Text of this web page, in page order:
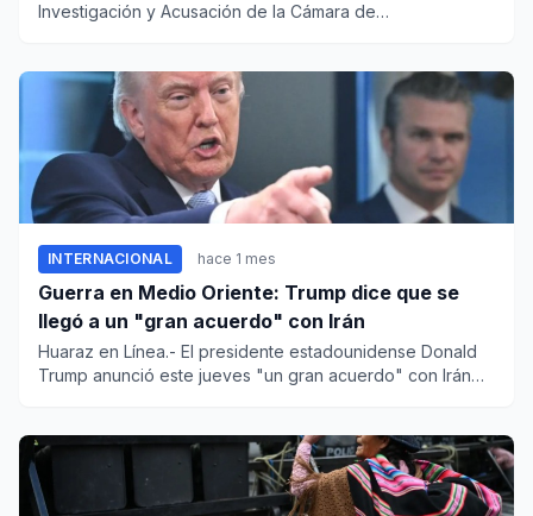
Investigación y Acusación de la Cámara de
INTERNACIONAL hace 1 mes
Guerra en Medio Oriente: Trump dice que se
llegó a un "gran acuerdo" con Irán
Huaraz en Línea.- El presidente estadounidense Donald
Trump anunció este jueves "un gran acuerdo" con Irán